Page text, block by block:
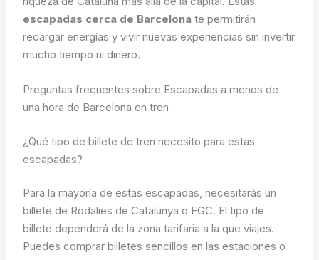
escapadas cerca de Barcelona te permitirán
recargar energías y vivir nuevas experiencias sin invertir
mucho tiempo ni dinero.
Preguntas frecuentes sobre Escapadas a menos de
una hora de Barcelona en tren
¿Qué tipo de billete de tren necesito para estas
escapadas?
Para la mayoría de estas escapadas, necesitarás un
billete de Rodalies de Catalunya o FGC. El tipo de
billete dependerá de la zona tarifaria a la que viajes.
Puedes comprar billetes sencillos en las estaciones o